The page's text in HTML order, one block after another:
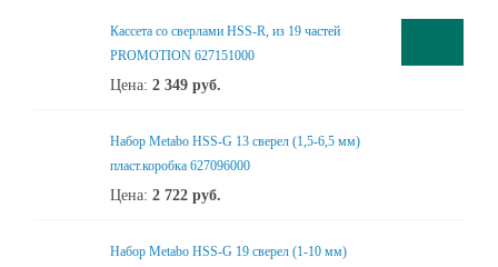
Кассета со сверлами HSS-R, из 19 частей
PROMOTION 627151000
Цена: 2 349 руб.
Набор Metabo HSS-G 13 сверел (1,5-6,5 мм)
пласт.коробка 627096000
Цена: 2 722 руб.
Набор Metabo HSS-G 19 сверел (1-10 мм)